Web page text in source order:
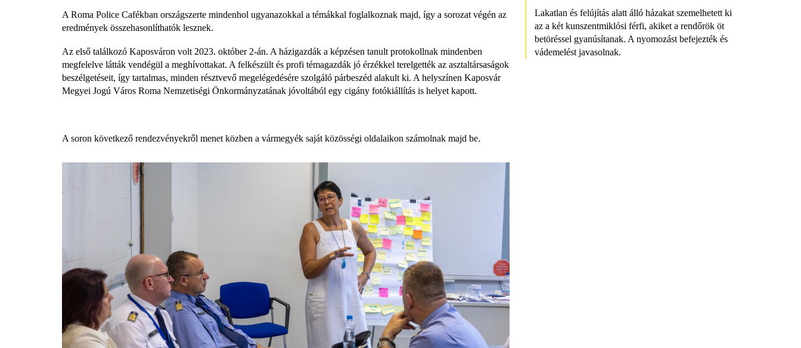
A Roma Police Cafékban országszerte mindenhol ugyanazokkal a témákkal foglalkoznak majd, így a sorozat végén az
eredmények összehasonlíthatók lesznek.
Az első találkozó Kaposváron volt 2023. október 2-án. A házigazdák a képzésen tanult protokollnak mindenben
megfelelve látták vendégül a meghívottakat. A felkészült és profi témagazdák jó érzékkel terelgették az asztaltársaságok
beszélgetéseit, így tartalmas, minden résztvevő megelégedésére szolgáló párbeszéd alakult ki. A helyszínen Kaposvár
Megyei Jogú Város Roma Nemzetiségi Önkormányzatának jóvoltából egy cigány fotókiállítás is helyet kapott.
A soron következő rendezvényekről menet közben a vármegyék saját közösségi oldalaikon számolnak majd be.
Lakatlan és felújítás alatt álló házakat szemelhetett ki
az a két kunszentmiklósi férfi, akiket a rendőrök öt
betöréssel gyanúsítanak. A nyomozást befejezték és
vádemelést javasolnak.